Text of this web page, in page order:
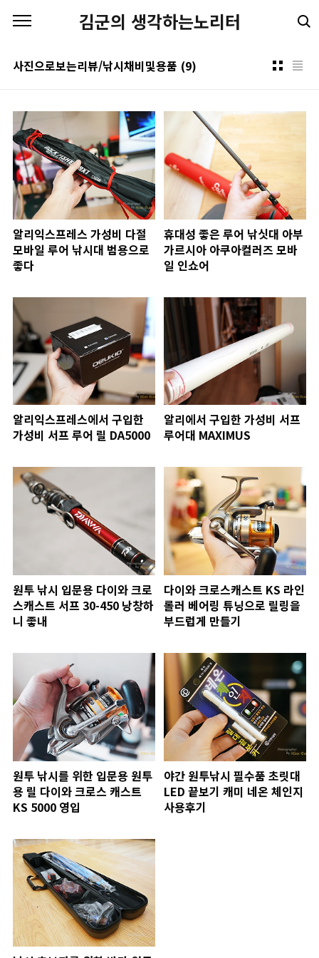
김군의 생각하는노리터
사진으로보는리뷰/낚시채비및용품 (9)
알리익스프레스 가성비 다절
모바일 루어 낚시대 범용으로
좋다
휴대성 좋은 루어 낚싯대 아부
가르시아 아쿠아컬러즈 모바
일 인쇼어
알리익스프레스에서 구입한
가성비 서프 루어 릴 DA5000
알리에서 구입한 가성비 서프
루어대 MAXIMUS
원투 낚시 입문용 다이와 크로
스캐스트 서프 30-450 낭창하
니 좋내
다이와 크로스캐스트 KS 라인
롤러 베어링 튜닝으로 릴링을
부드럽게 만들기
원투 낚시를 위한 입문용 원투
용 릴 다이와 크로스 캐스트
KS 5000 영입
야간 원투낚시 필수품 초릿대
LED 끝보기 캐미 네온 체인지
사용후기